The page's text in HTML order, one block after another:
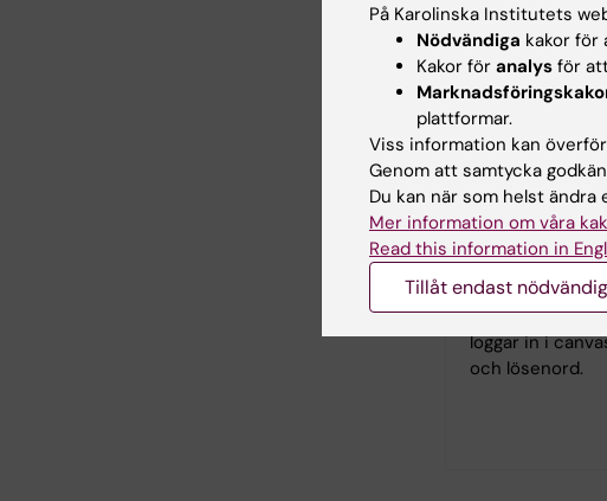
Logga in i
I lärplattformen
de kurser du är
loggar in i
och lösenord.
På Karolinska Institutets
Nödvändiga kakor för
Kakor för analys för
plattformar.
Viss information kan
Genom att samtycka
Du kan när som helst
Mer information om våra
Read this information in
Tillåt endast